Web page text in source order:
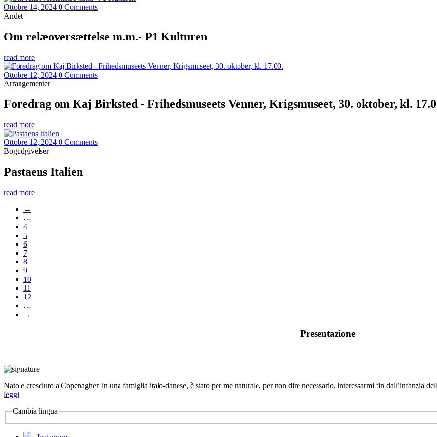
Ottobre 14, 2024 0 Comments
Andet
Om relæoversættelse m.m.- P1 Kulturen
read more
Ottobre 12, 2024 0 Comments
Arrangementer
Foredrag om Kaj Birksted - Frihedsmuseets Venner, Krigsmuseet, 30. oktober, kl.
read more
Ottobre 12, 2024 0 Comments
Bogudgivelser
Pastaens Italien
read more
←
…
4
5
6
7
8
9
10
11
12
…
→
Presentazione
Nato e cresciuto a Copenaghen in una famiglia italo-danese, è stato per me naturale, per non dire necessario, interessarmi fin dall’infanzia
leggi
Cambia lingua